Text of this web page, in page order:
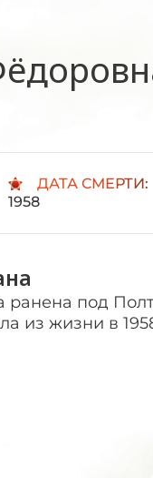
ДАТА СМЕРТИ:
1958
под
из жизни в